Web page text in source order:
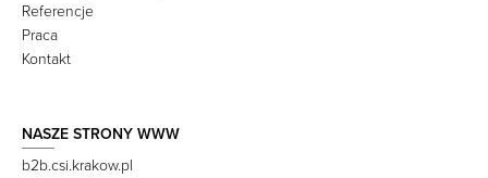
Referencje
Praca
Kontakt
NASZE STRONY WWW
b2b.csi.krakow.pl